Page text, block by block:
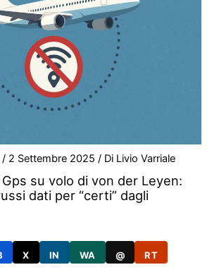
/ 2 Settembre 2025/ Di Livio Varriale
su volo di von der Leyen:
dati per “certi” dagli
X IN WA @ RT